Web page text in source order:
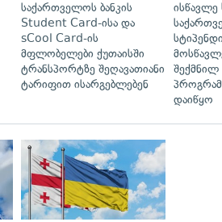
საქართველოს ბანკის
Student Card-ისა და
sCool Card-ის
მფლობელები ქუთაისში
ტრანსპორტზე შეღავათიანი
ტარიფით ისარგებლებენ
ისწავლე
დაიწყო